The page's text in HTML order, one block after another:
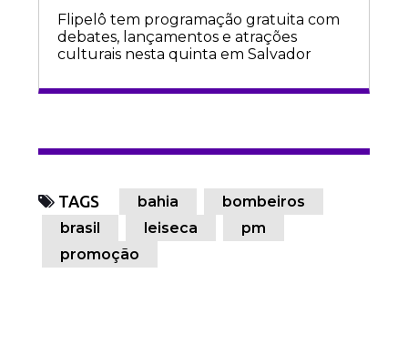
Flipelô tem programação gratuita com
debates, lançamentos e atrações
culturais nesta quinta em Salvador
TAGS bahia
bombeiros
brasil
leiseca
pm
promoção